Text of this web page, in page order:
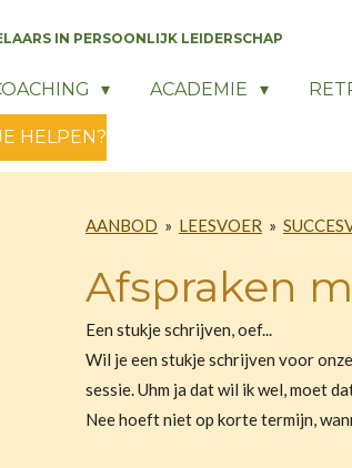
IN PERSOONLIJK LEIDERSCHAP
ACADEMIE
HELPEN?
AANBOD » LEESVOER »
Afspraken
Een stukje schrijven, oef...
Wil je een stukje schrijven voor
sessie. Uhm ja dat wil ik wel, moet
Nee hoeft niet op korte termijn,